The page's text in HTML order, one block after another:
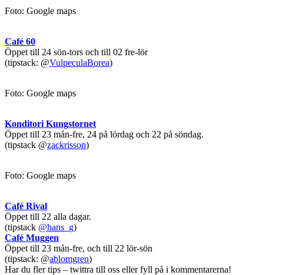
Foto: Google maps
Café 60
Öppet till 24 sön-tors och till 02 fre-lör
(tipstack: @VulpeculaBorea)
Foto: Google maps
Konditori Kungstornet
Öppet till 23 mån-fre, 24 på lördag och 22 på söndag.
(tipstack @zackrisson)
Foto: Google maps
Café Rival
Öppet till 22 alla dagar.
(tipstack @hans_g)
Café Muggen
Öppet till 23 mån-fre, och till 22 lör-sön
(tipstack: @ablomgren)
Har du fler tips – twittra till oss eller fyll på i kommentarerna!